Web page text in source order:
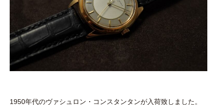
1950年代のヴァシュロン・コンスタンタンが入荷致しました。